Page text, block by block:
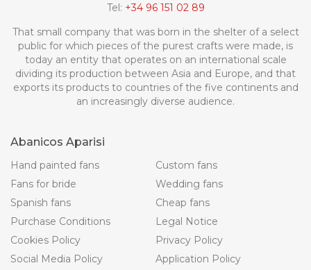
Tel: +34 96 151 02 89
That small company that was born in the shelter of a select
public for which pieces of the purest crafts were made, is
today an entity that operates on an international scale
dividing its production between Asia and Europe, and that
exports its products to countries of the five continents and
an increasingly diverse audience.
Abanicos Aparisi
Hand painted fans
Custom fans
Fans for bride
Wedding fans
Spanish fans
Cheap fans
Purchase Conditions
Legal Notice
Cookies Policy
Privacy Policy
Social Media Policy
Application Policy